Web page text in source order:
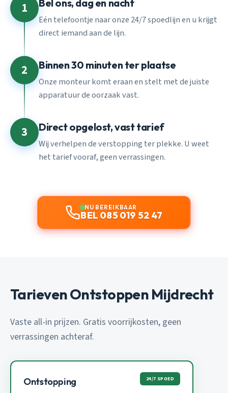
1 Bel ons, dag en nacht
Eén telefoontje naar onze 24/7 spoedlijn en u krijgt
direct iemand aan de lijn.
2 Binnen 30 minuten ter plaatse
Onze monteur komt eraan en stelt met de juiste
apparatuur de oorzaak vast.
3 Direct opgelost, vast tarief
Wij verhelpen de verstopping ter plekke. U weet
het tarief vooraf, geen verrassingen.
NU BEREIKBAAR
BEL 085 019 52 47
Tarieven Ontstoppen Mijdrecht
Vaste all-in prijzen. Gratis voorrijkosten, geen
verrassingen achteraf.
Ontstopping 24/7 SPOED